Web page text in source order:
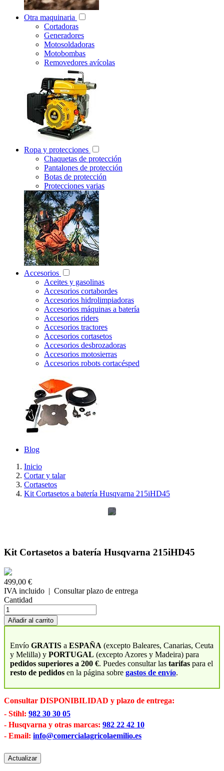
Otra maquinaria
Cortadoras
Generadores
Motosoldadoras
Motobombas
Removedores avícolas
Ropa y protecciones
Chaquetas de protección
Pantalones de protección
Botas de protección
Protecciones varias
Accesorios
Aceites y gasolinas
Accesorios cortabordes
Accesorios hidrolimpiadoras
Accesorios máquinas a batería
Accesorios riders
Accesorios tractores
Accesorios cortasetos
Accesorios desbrozadoras
Accesorios motosierras
Accesorios robots cortacésped
Blog
Inicio
Cortar y talar
Cortasetos
Kit Cortasetos a batería Husqvarna 215iHD45
Kit Cortasetos a batería Husqvarna 215iHD45
499,00 €
IVA incluido | Consultar plazo de entrega
Cantidad
Añadir al carrito
Envío GRATIS a ESPAÑA (excepto Baleares, Canarias, Ceuta
y Melilla) y PORTUGAL (excepto Azores y Madeira) para
pedidos superiores a 200 €. Puedes consultar las tarifas para el
resto de pedidos en la página sobre gastos de envío.
Consultar DISPONIBILIDAD y plazo de entrega:
- Stihl: 982 30 30 05
- Husqvarna y otras marcas: 982 22 42 10
- Email: info@comercialagricolaemilio.es